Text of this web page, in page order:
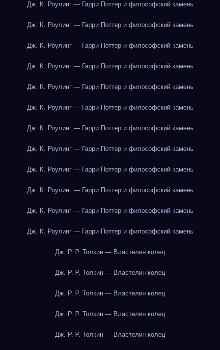
Дж. К. Роулинг — Гарри Поттер и философский камень
Дж. К. Роулинг — Гарри Поттер и философский камень
Дж. К. Роулинг — Гарри Поттер и философский камень
Дж. К. Роулинг — Гарри Поттер и философский камень
Дж. К. Роулинг — Гарри Поттер и философский камень
Дж. К. Роулинг — Гарри Поттер и философский камень
Дж. К. Роулинг — Гарри Поттер и философский камень
Дж. К. Роулинг — Гарри Поттер и философский камень
Дж. К. Роулинг — Гарри Поттер и философский камень
Дж. К. Роулинг — Гарри Поттер и философский камень
Дж. К. Роулинг — Гарри Поттер и философский камень
Дж. К. Роулинг — Гарри Поттер и философский камень
Дж. Р. Р. Толкин — Властелин колец
Дж. Р. Р. Толкин — Властелин колец
Дж. Р. Р. Толкин — Властелин колец
Дж. Р. Р. Толкин — Властелин колец
Дж. Р. Р. Толкин — Властелин колец